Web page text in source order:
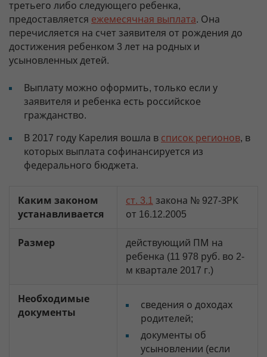
третьего либо следующего ребенка,
предоставляется ежемесячная выплата. Она
перечисляется на счет заявителя от рождения до
достижения ребенком 3 лет на родных и
усыновленных детей.
Выплату можно оформить, только если у
заявителя и ребенка есть российское
гражданство.
В 2017 году Карелия вошла в список регионов, в
которых выплата софинансируется из
федерального бюджета.
Каким законом
устанавливается
ст. 3.1 закона № 927-ЗРК
от 16.12.2005
Размер
действующий ПМ на
ребенка (11 978 руб. во 2-
м квартале 2017 г.)
Необходимые
документы
сведения о доходах
родителей;
документы об
усыновлении (если